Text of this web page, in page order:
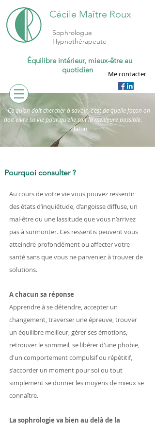
Cécile Maître Roux
Sophrologue
Hypnothérapeute
Me contacter
Équilibre intérieur, mieux-être au
quotidien
Ce qu'on doit chercher à savoir, c'est de quelle façon on
doit vivre sa vie pour qu'elle soit la meilleure possible.
Platon
Pourquoi consulter ?
Au cours de votre vie vous pouvez ressentir
des états d’inquiétude, d’angoisse diffuse, un
mal-être ou une lassitude que vous n’arrivez
pas à surmonter. Ces ressentis peuvent vous
atteindre profondément ou affecter votre
santé sans que vous ne parveniez à trouver de
solutions.
A chacun sa réponse
Apprendre à se détendre, accepter un
changement, traverser une épreuve, trouver
un équilibre meilleur, gérer ses émotions,
retrouver le sommeil, se libérer d'une phobie,
d'un comportement compulsif ou répétitif,
s'accorder un moment pour soi ou tout
simplement se donner les moyens de mieux se
connaître.
La sophrologie va bien au delà de la